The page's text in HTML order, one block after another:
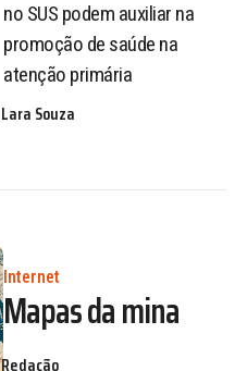
no SUS podem auxiliar na
promoção de saúde na
atenção primária
Lara Souza
Internet
Mapas da mina
Redação